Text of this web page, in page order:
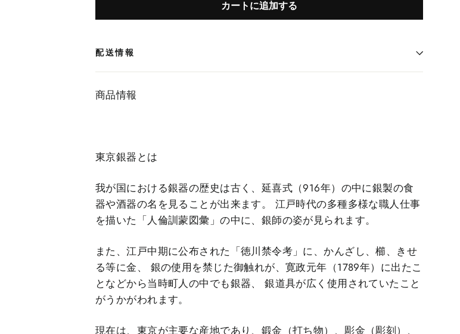
カートに追加する
配送情報
商品情報
東京銀器とは
我が国における銀器の歴史は古く、延喜式（916年）の中に銀製の食
器や酒器の名を見ることが出来ます。 江戸時代の多種多様な職人仕事
を描いた「人倫訓蒙図彙」の中に、銀師の姿が見られます。
また、江戸中期に公布された「徳川禁令考」に、かんざし、櫛、きせ
る等に金、 銀の使用を禁じた御触れが、寛政元年（1789年）に出たこ
となどから当時町人の中でも銀器、 銀道具が広く使用されていたこと
がうかがわれます。
現在は、東京が主要な産地であり、鍛金（打ち物）、彫金（彫刻）、